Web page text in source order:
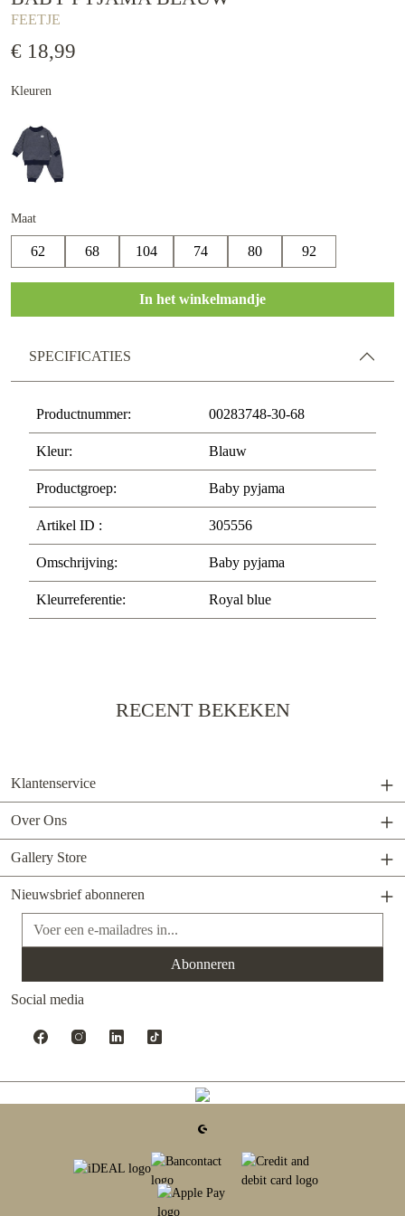
FEETJE
€ 18,99
Kleuren
Maat
62 68 104 74 80 92
In het winkelmandje
SPECIFICATIES
Productnummer: 00283748-30-68
Kleur: Blauw
Productgroep: Baby pyjama
Artikel ID : 305556
Omschrijving: Baby pyjama
Kleurreferentie: Royal blue
RECENT BEKEKEN
Klantenservice
Over Ons
Gallery Store
Nieuwsbrief abonneren
E-mailadres*
Abonneren
Social media